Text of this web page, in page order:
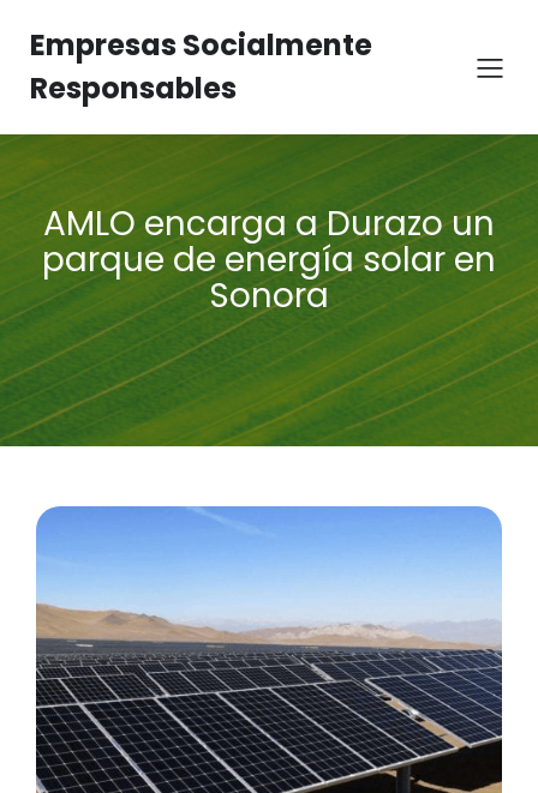
Empresas Socialmente
Responsables
AMLO encarga a Durazo un
parque de energía solar en
Sonora